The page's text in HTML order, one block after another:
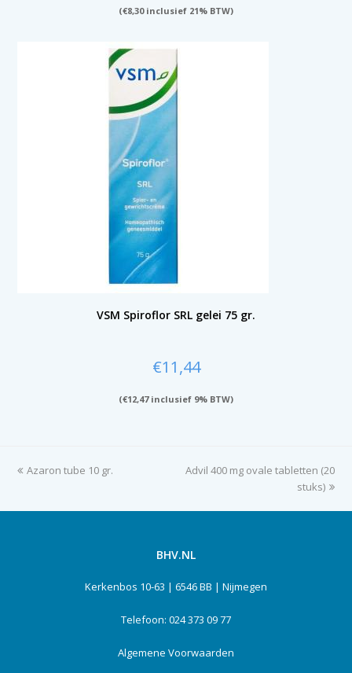
(€8,30inclusief 21% BTW)
VSM Spiroflor SRL gelei 75 gr.
€11,44
(€12,47inclusief 9% BTW)
previous
Azaron tube 10 gr.
next
Advil 400 mg ovale tabletten (20
stuks)
BHV.NL
Kerkenbos 10-63 | 6546 BB | Nijmegen
Telefoon: 024 373 09 77
Algemene Voorwaarden